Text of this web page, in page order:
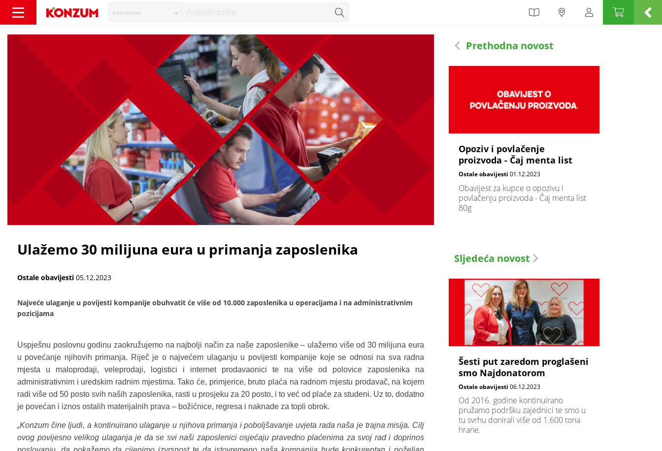
Asortiman
Ulažemo 30 milijuna eura u primanja zaposlenika
Ostale obavijesti 05.12.2023
Najveće ulaganje u povijesti kompanije obuhvatit će više od 10.000 zaposlenika u operacijama i na administrativnim
pozicijama
Uspješnu poslovnu godinu zaokružujemo na najbolji način za naše zaposlenike – ulažemo više od 30 milijuna eura
u povećanje njihovih primanja. Riječ je o najvećem ulaganju u povijesti kompanije koje se odnosi na sva radna
mjesta u maloprodaji, veleprodaji, logistici i internet prodavaonici te na više od polovice zaposlenika na
administrativnim i uredskim radnim mjestima. Tako će, primjerice, bruto plaća na radnom mjestu prodavač, na kojem
radi više od 50 posto svih naših zaposlenika, rasti u prosjeku za 20 posto, i to već od plaće za studeni. Uz to, dodatno
je povećan i iznos ostalih materijalnih prava – božićnice, regresa i naknade za topli obrok.
„Konzum čine ljudi, a kontinuirano ulaganje u njihova primanja i poboljšavanje uvjeta rada naša je trajna misija. Cilj
ovog povijesno velikog ulaganja je da se svi naši zaposlenici osjećaju pravedno plaćenima za svoj rad i doprinos
Prethodna novost
Opoziv i povlačenje
proizvoda - Čaj menta list
Ostale obavijesti 01.12.2023
Obavijest za kupce o opozivu i
povlačenju proizvoda - Čaj menta list
80g
Sljedeća novost
Šesti put zaredom proglašeni
smo Najdonatorom
Ostale obavijesti 06.12.2023
Od 2016. godine kontinuirano
pružamo podršku zajednici te smo u
tu svrhu donirali više od 1.600 tona
hrane.